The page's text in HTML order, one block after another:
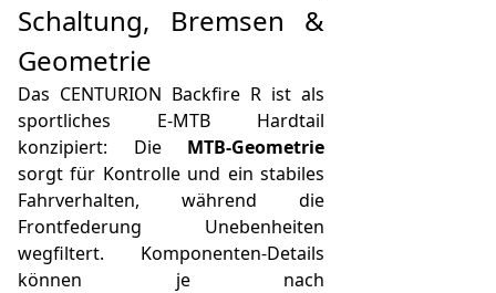
Schaltung, Bremsen &
Geometrie
Das CENTURION Backfire R ist als
sportliches E-MTB Hardtail
konzipiert: Die MTB-Geometrie
sorgt für Kontrolle und ein stabiles
Fahrverhalten, während die
Frontfederung Unebenheiten
wegfiltert. Komponenten-Details
können je nach